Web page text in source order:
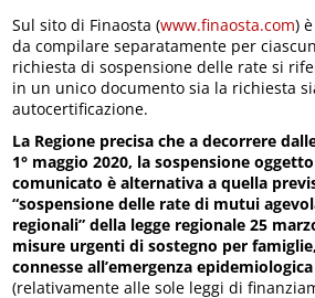
Sul sito di Finaosta (www.finaosta.com)
da compilare separatamente per
richiesta di sospensione delle rate si
in un unico documento sia la richiesta
autocertificazione.
La Regione precisa che a decorrere
1° maggio 2020, la sospensione
comunicato è alternativa a quella
“sospensione delle rate di mutui
regionali” della legge regionale 25
misure urgenti di sostegno per
connesse all’emergenza epidemiologica
(relativamente alle sole leggi di